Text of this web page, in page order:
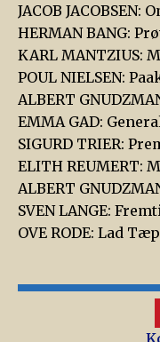
JACOB
HERMAN BANG:
KARL MANTZIUS:
POUL NIELSEN:
ALBERT
EMMA GAD:
SIGURD TRIER:
ELITH REUMERT:
ALBERT
SVEN LANGE:
OVE RODE: Lad